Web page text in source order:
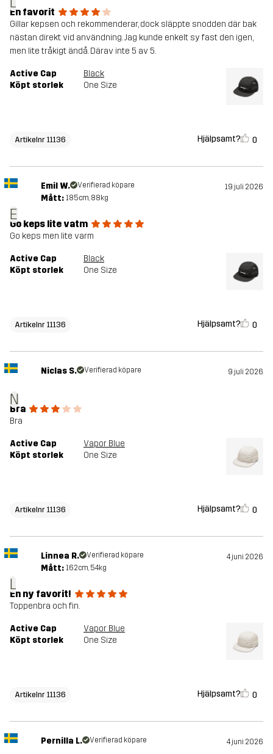
En favorit
Gillar kepsen och rekommenderar, dock släppte snodden där bak
nästan direkt vid användning. Jag kunde enkelt sy fast den igen,
men lite tråkigt ändå. Därav inte 5 av 5.
Active Cap
Black
Köpt storlek
One Size
Artikelnr 11136 Hjälpsamt? 0
E
Emil W. Verifierad köpare 19 juli 2026
Mått: 185cm, 88kg
Go keps lite vatm
Go keps men lite varm
Active Cap
Black
Köpt storlek
One Size
Artikelnr 11136 Hjälpsamt? 0
N
Niclas S. Verifierad köpare 9 juli 2026
Bra
Bra
Active Cap
Vapor Blue
Köpt storlek
One Size
Artikelnr 11136 Hjälpsamt? 0
L
Linnea R. Verifierad köpare 4 juni 2026
Mått: 162cm, 54kg
En ny favorit!
Toppenbra och fin.
Active Cap
Vapor Blue
Köpt storlek
One Size
Artikelnr 11136 Hjälpsamt? 0
Pernilla L. Verifierad köpare 4 juni 2026